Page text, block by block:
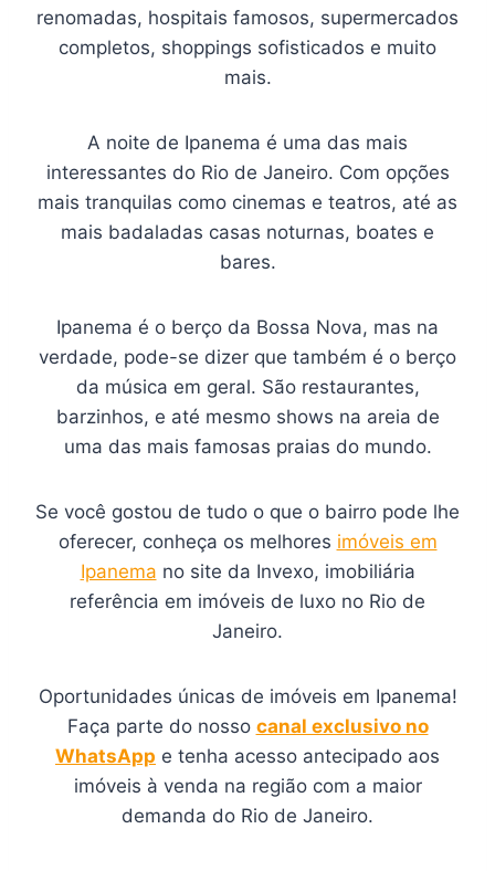
renomadas, hospitais famosos, supermercados
completos, shoppings sofisticados e muito
mais.
A noite de Ipanema é uma das mais
interessantes do Rio de Janeiro. Com opções
mais tranquilas como cinemas e teatros, até as
mais badaladas casas noturnas, boates e
bares.
Ipanema é o berço da Bossa Nova, mas na
verdade, pode-se dizer que também é o berço
da música em geral. São restaurantes,
barzinhos, e até mesmo shows na areia de
uma das mais famosas praias do mundo.
Se você gostou de tudo o que o bairro pode lhe
oferecer, conheça os melhores imóveis em
Ipanema no site da Invexo, imobiliária
referência em imóveis de luxo no Rio de
Janeiro.
Oportunidades únicas de imóveis em Ipanema!
Faça parte do nosso canal exclusivo no
WhatsApp e tenha acesso antecipado aos
imóveis à venda na região com a maior
demanda do Rio de Janeiro.